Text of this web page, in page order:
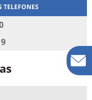
TELEFONES